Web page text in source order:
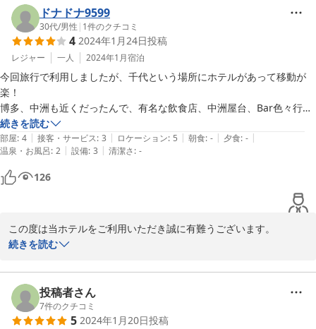
ドナドナ9599
30代/男性 | 1件のクチコミ
4 2024年1月24日投稿
レジャー 一人 2024年1月宿泊
今回旅行で利用しましたが、千代という場所にホテルがあって移動が
楽！
博多、中洲も近くだったんで、有名な飲食店、中洲屋台、Bar色々行け
て良いグルメ旅になりましたー
部屋に帰ってからはシアター付きだったんで、気になってた洋画みなが
ら寝落ちzzz
普段テレビ見ないけどシアター設置部屋だったので、堪能させて頂きま
した！
残念だったのは、お風呂のカビとリビングのホコリが目立ったので清掃
続きを読む
部屋: 4 | 接客・サービス: 3 | ロケーション: 5 | 朝食: - | 夕食: - |
温泉・お風呂: 2 | 設備: 3 | 清潔さ: -
126
この度は当ホテルをご利用いただき誠に有難うございます。
よりです。
またお部屋でもシアターを楽しんでいただけたようで、大変嬉しく
思います。
しかしながら、清掃状況が行き届いておらず不快な念をおかけいた
続きを読む
投稿者さん
7件のクチコミ
5 2024年1月20日投稿